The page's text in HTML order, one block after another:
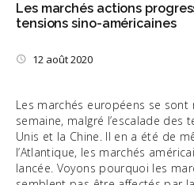
Les marchés actions
tensions sino-américaines
12 août 2020
Les marchés européens se
semaine, malgré l’escalade des
Unis et la Chine. Il en a été de
l’Atlantique, les marchés
lancée. Voyons pourquoi les